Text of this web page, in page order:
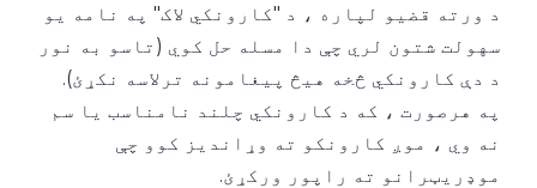
د ورته قضیو لپاره ، د "کارونکي لاک" په نامه یو
سهولت شتون لري چې دا مسله حل کوي (تاسو به نور
د دې کارونکي څخه هیڅ پیغامونه ترلاسه نکړئ).
په هرصورت ، که د کارونکي چلند نامناسب یا سم
نه وي ، موږ کارونکو ته وړاندیز کوو چې
موډریټرانو ته راپور ورکړئ.